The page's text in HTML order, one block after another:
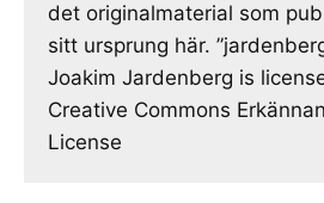
det originalmaterial som
sitt ursprung här.
Joakim Jardenberg is
Creative Commons
License